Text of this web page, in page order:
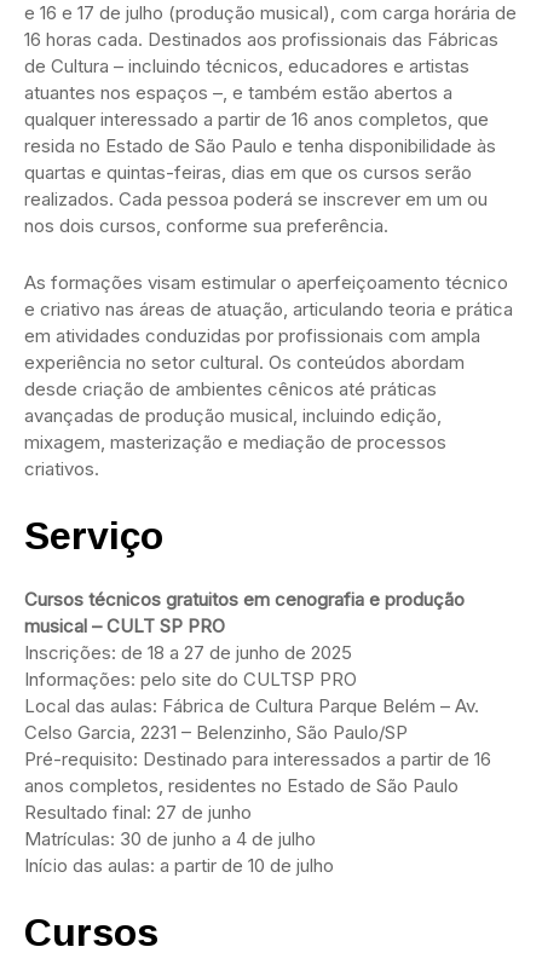
e 16 e 17 de julho (produção musical), com carga horária de
16 horas cada. Destinados aos profissionais das Fábricas
de Cultura – incluindo técnicos, educadores e artistas
atuantes nos espaços –, e também estão abertos a
qualquer interessado a partir de 16 anos completos, que
resida no Estado de São Paulo e tenha disponibilidade às
quartas e quintas-feiras, dias em que os cursos serão
realizados. Cada pessoa poderá se inscrever em um ou
nos dois cursos, conforme sua preferência.
As formações visam estimular o aperfeiçoamento técnico
e criativo nas áreas de atuação, articulando teoria e prática
em atividades conduzidas por profissionais com ampla
experiência no setor cultural. Os conteúdos abordam
desde criação de ambientes cênicos até práticas
avançadas de produção musical, incluindo edição,
mixagem, masterização e mediação de processos
criativos.
Serviço
Cursos técnicos gratuitos em cenografia e produção
musical – CULT SP PRO
Inscrições: de 18 a 27 de junho de 2025
Informações: pelo site do CULTSP PRO
Local das aulas: Fábrica de Cultura Parque Belém – Av.
Celso Garcia, 2231 – Belenzinho, São Paulo/SP
Pré-requisito: Destinado para interessados a partir de 16
anos completos, residentes no Estado de São Paulo
Resultado final: 27 de junho
Matrículas: 30 de junho a 4 de julho
Início das aulas: a partir de 10 de julho
Cursos